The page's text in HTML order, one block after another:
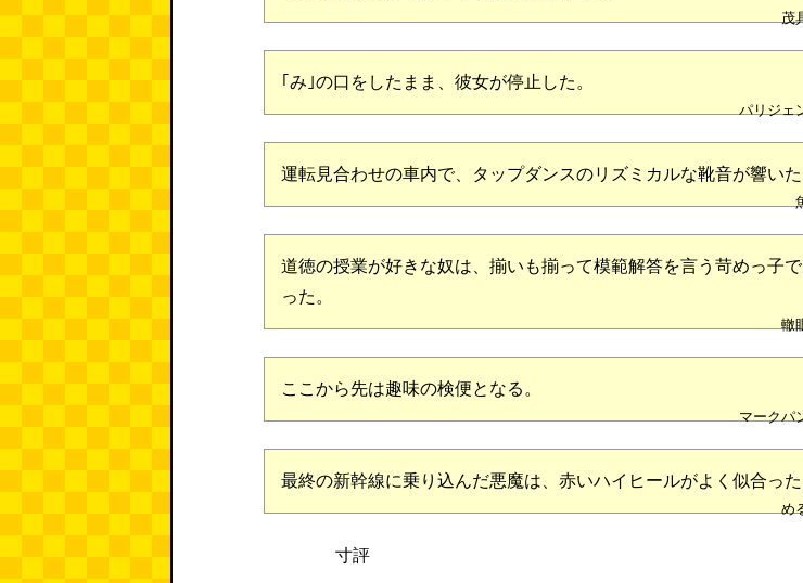
茂
｢み｣の口をしたまま、彼女が停止した。
パリジェ
運転見合わせの車内で、タップダンスのリズミカルな靴音が響いた
道徳の授業が好きな奴は、揃いも揃って模範解答を言う苛めっ子
った。
轍
ここから先は趣味の検便となる。
マークパ
最終の新幹線に乗り込んだ悪魔は、赤いハイヒールがよく似合った
め
寸評